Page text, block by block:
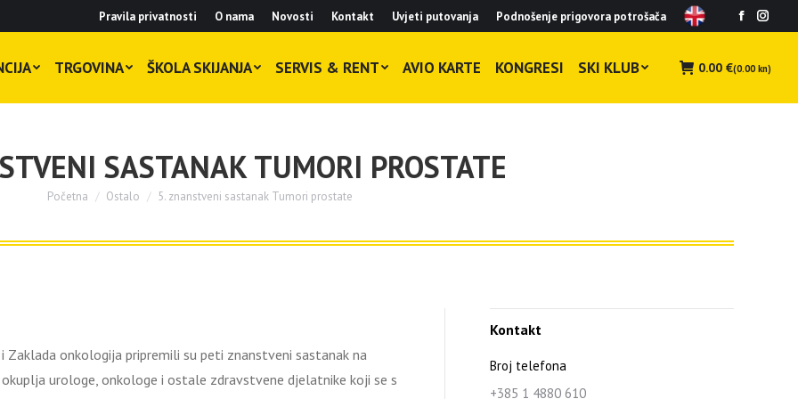
Pravila privatnosti O nama Novosti Kontakt Uvjeti putovanja Podnošenje prigovora potrošača
Facebook
in
in
TRGOVINA ŠKOLA SKIJANJA SERVIS & RENT AVIO KARTE KONGRESI SKI KLUB 0.00 €(0.00 kn)
SASTANAK TUMORI PROSTATE
You are here:
Početna Ostalo 5. znanstveni sastanak Tumori prostate
onkologija pripremili su peti znanstveni sastanak na
urologe, onkologe i ostale zdravstvene djelatnike koji se s
Kontakt
Broj telefona
+385 1 4880 610